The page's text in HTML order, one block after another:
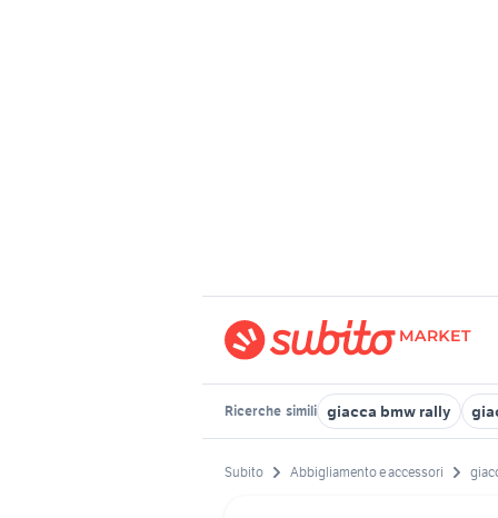
Ricerche simili giacca bmw rally
Subito Abbigliamento e accessori